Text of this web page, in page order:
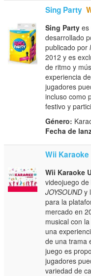
Sing Party
Sing Party es
desarrollado
publicado por
2012 y es
de ritmo y
experiencia
jugadores
incluso como
festivo y
Género:
Fecha de
Wii Karaoke
Wii Karaoke
videojuego
JOYSOUND y
para la
mercado en
musical con
una
de una trama
juego es
jugadores
variedad de